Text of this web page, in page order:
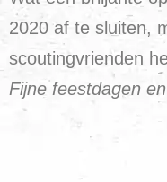
2020 af te sluiten,
scoutingvrienden
Fijne feestdagen